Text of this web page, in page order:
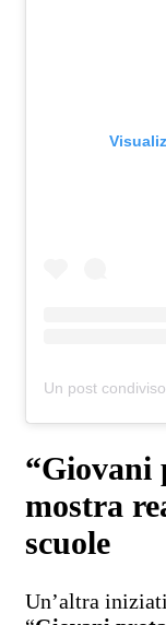
“Giovani
mostra
scuole
Un’altra